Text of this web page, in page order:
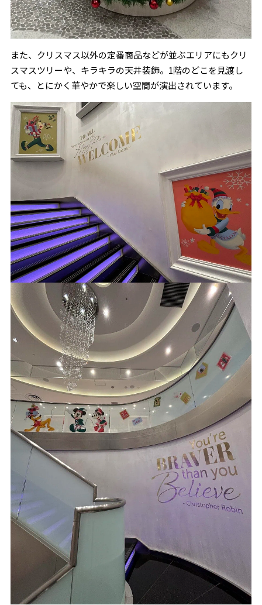
また、クリスマス以外の定番商品などが並ぶエリアにもクリ
スマスツリーや、キラキラの天井装飾。1階のどこを見渡し
ても、とにかく華やかで楽しい空間が演出されています。